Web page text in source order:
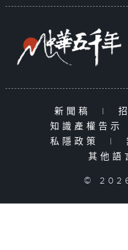
新聞稿 |
知識產權告示
私隱政策
|
其他語
©